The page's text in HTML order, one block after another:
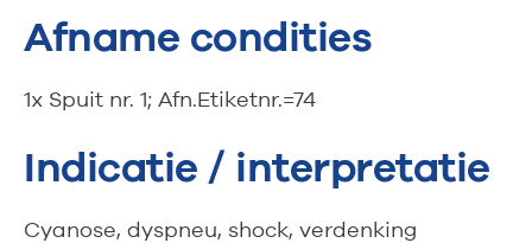
Afname condities
1x Spuit nr. 1; Afn.Etiketnr.=74
Indicatie / interpretatie
Cyanose, dyspneu, shock, verdenking